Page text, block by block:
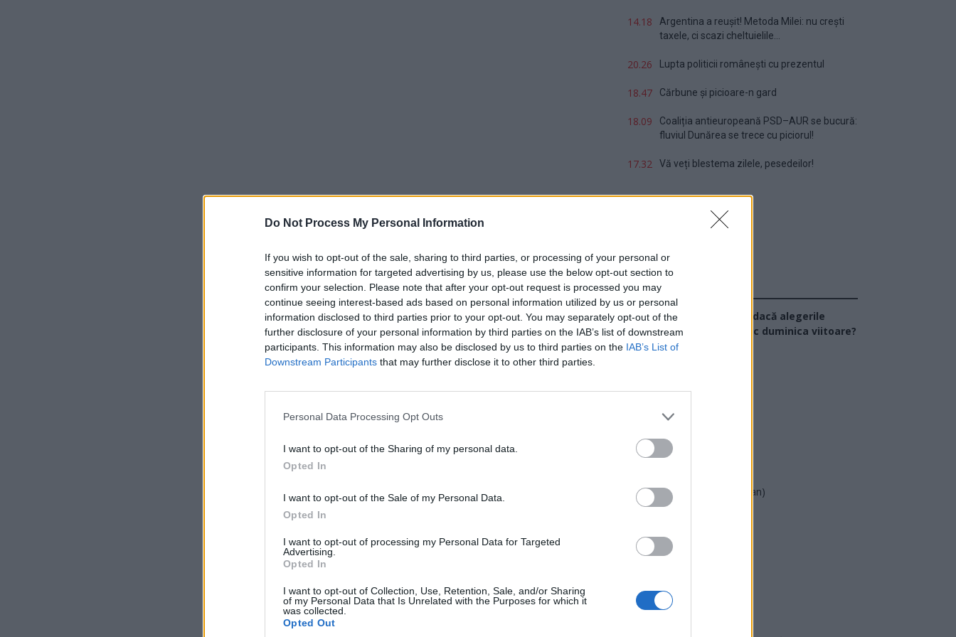
Do Not Process My Personal Information
If you wish to opt-out of the sale, sharing to third parties, or processing of your personal or
sensitive information for targeted advertising by us, please use the below opt-out section to
confirm your selection. Please note that after your opt-out request is processed you may
continue seeing interest-based ads based on personal information utilized by us or personal
information disclosed to third parties prior to your opt-out. You may separately opt-out of the
further disclosure of your personal information by third parties on the IAB’s list of downstream
participants. This information may also be disclosed by us to third parties on the IAB’s List of
Downstream Participants that may further disclose it to other third parties.
Personal Data Processing Opt Outs
I want to opt-out of the Sharing of my personal data.
Opted In
I want to opt-out of the Sale of my Personal Data.
Opted In
I want to opt-out of processing my Personal Data for Targeted
Advertising.
Opted In
I want to opt-out of Collection, Use, Retention, Sale, and/or Sharing
of my Personal Data that Is Unrelated with the Purposes for which it
was collected.
Opted Out
14.18
Argentina a reușit! Metoda Milei: nu crești
taxele, ci scazi cheltuielile...
20.26 Lupta politicii românești cu prezentul
18.47 Cărbune și picioare-n gard
18.09
Coaliția antieuropeană PSD–AUR se bucură:
fluviul Dunărea se trece cu piciorul!
17.32 Vă veți blestema zilele, pesedeilor!
Sondaj
Ce partid ați vota dacă alegerile
parlamentare ar avea loc duminica viitoare?
UDMR
Forța Dreptei (L. Orban)
REPER
SENS
POT (Gavrilă)